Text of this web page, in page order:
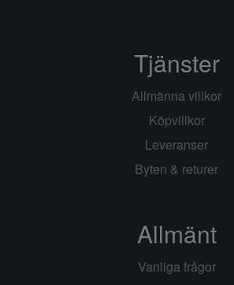
Tjänster
Allmänna villkor
Köpvillkor
Leveranser
Byten & returer
Allmänt
Vanliga frågor